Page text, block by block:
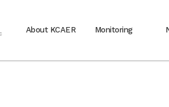
About KCAER Monitoring